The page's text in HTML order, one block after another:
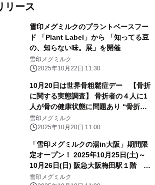
リース
雪印メグミルクのプラントベースフー
ド 「Plant Label」から 「知ってる豆
の、知らない味。展」を開催
雪印メグミルク
2025年10月22日 11:30
10月20日は世界骨粗鬆症デー 【骨折
に関する実態調査】 骨折者の４人に1
人が骨の健康状態に問題あり “骨折に
よる精神的負担と経済的リスクについ
て” ～骨の健康のために、元気なうち
雪印メグミルク
2025年10月20日 11:00
「雪印メグミルクの湯in大阪」期間限
定オープン！ 2025年10月25日(土)～
10月26日(日) 阪急大阪梅田駅１階 ビ
ッグマン前広場にて
雪印メグミルク